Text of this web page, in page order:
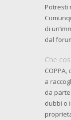
Potresti
di
dal
Che
a
da
dubbi o